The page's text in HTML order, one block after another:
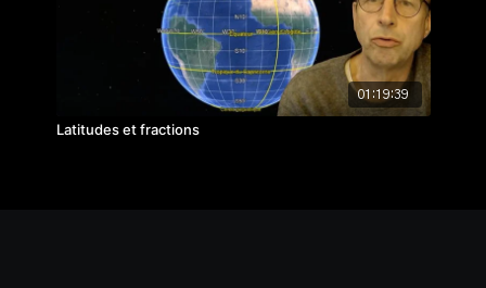
01:19:39
Latitudes et fractions